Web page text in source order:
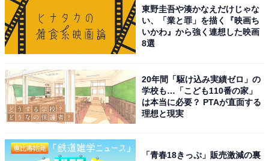
Amazonで見る
HiKOKI「FAW105」
東野圭吾や湊かなえだけじゃな
い、「業と罪」を描く『映画ち
いかわ』から強く連想した映画
8選
20年間「駆け込み実績ゼロ」の
学校も…「こども110番の家」
は本当に必要？ PTAが直面する
理想と現実
「青春18きっぷ」販売激減の裏